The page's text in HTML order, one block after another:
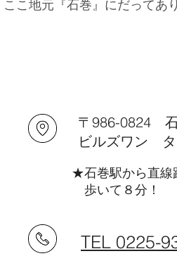
ここ地元『石巻』にだってあ
〒986-0824
ビルズワン
​★石巻駅から直線
歩いて８分！
TEL 0225-